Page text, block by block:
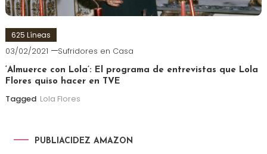
625 Líneas
03/02/2021 Sufridores en Casa
‘Almuerce con Lola’: El programa de entrevistas que Lola
Flores quiso hacer en TVE
Tagged Lola Flores
PUBLIACIDEZ AMAZON